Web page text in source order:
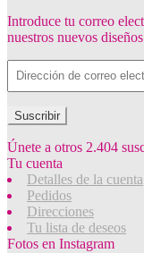
Introduce tu correo
nuestros nuevos diseños
de
electrónico
Suscribir
Únete a otros 2.404
Tu cuenta
Detalles de la cuenta
Pedidos
Direcciones
Tu lista de deseos
Fotos en Instagram